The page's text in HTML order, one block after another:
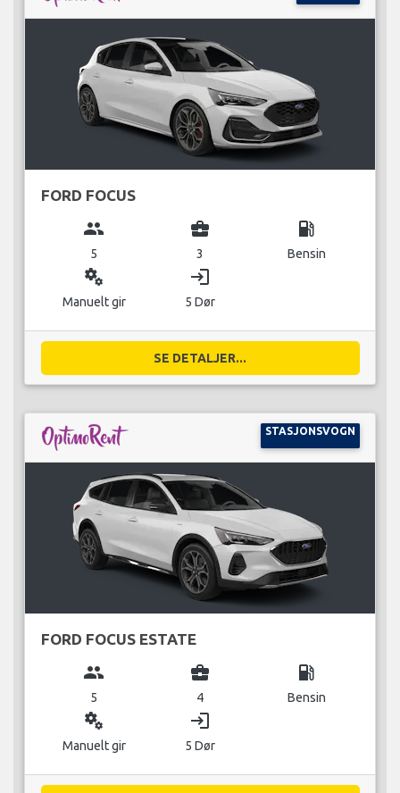
FORD FOCUS
group
5
business_center
3
local_gas_station
Bensin
miscellaneous_services
Manuelt gir
login
5 Dør
SE DETALJER...
STASJONSVOGN
FORD FOCUS ESTATE
group
5
business_center
4
local_gas_station
Bensin
miscellaneous_services
Manuelt gir
login
5 Dør